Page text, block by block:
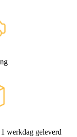
werkdag geleverd